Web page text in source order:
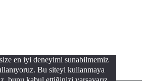
en iyi deneyimi sunabilmemiz
Bu siteyi kullanmaya